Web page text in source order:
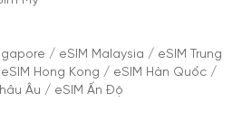
/ eSIM Malaysia / eSIM Trung
eSIM Hong Kong / eSIM Hàn Quốc /
Âu / eSIM Ấn Độ